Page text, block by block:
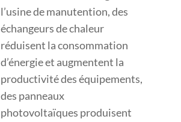
l’usine de manutention, des
échangeurs de chaleur
réduisent la consommation
d’énergie et augmentent la
productivité des équipements,
des panneaux
photovoltaïques produisent